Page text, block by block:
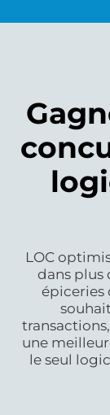
LOC
dans plus
épiceries
une
le seul